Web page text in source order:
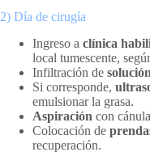
2) Día de cirugía
Ingreso a clínica
local tumescente,
Infiltración de
Si corresponde,
emulsionar la grasa.
Aspiración con
Colocación de
recuperación.